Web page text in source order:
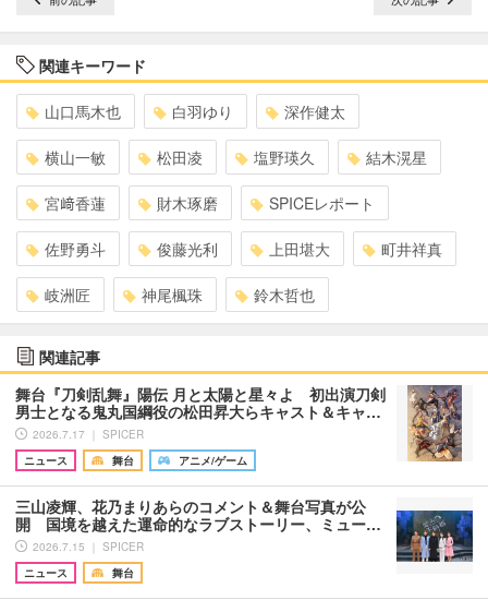
関連キーワード
山口馬木也 白羽ゆり 深作健太
横山一敏 松田凌 塩野瑛久 結木滉星
宮﨑香蓮 財木琢磨 SPICEレポート
佐野勇斗 俊藤光利 上田堪大 町井祥真
岐洲匠 神尾楓珠 鈴木哲也
関連記事
舞台『刀剣乱舞』陽伝 月と太陽と星々よ 初出演刀剣
男士となる鬼丸国綱役の松田昇大らキャスト＆キャ…
2026.7.17 ｜ SPICER
ニュース
舞台 アニメ/ゲーム
三山凌輝、花乃まりあらのコメント＆舞台写真が公
開 国境を越えた運命的なラブストーリー、ミュー…
2026.7.15 ｜ SPICER
ニュース
舞台